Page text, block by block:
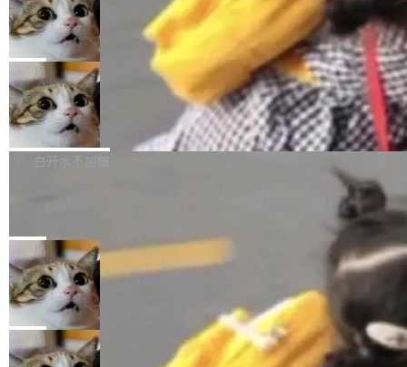
意味着一个无人看管的 AI 程序，在近半年时间
里日夜不停地"烧钱"。 复盘显示，...
而美国模型厂商在"闭门造车"。他的原话是 "buil
ding in silos"——各自为战，互不通气。 这个判
断从他嘴里说出来分量不同。Hugging Face 是
全球最大的开源 AI 平台，上面跑着上百万个模
型。谁在开源赛道上领先，...
序给别人用。偶尔有人自己写个博客系统、智能
家居控制、家庭实验室，都算稀奇事。 Crawsh
aw 是 Shelley 的作者，一个开源 AI coding age
nt。他最近在博客上写了一篇文章，核心论点很
简单：开发者工具必须开源。 理由不是传统的自
由软件情怀，而是一个跟 AI agent 直接相关的
技术判断。 两行 prompt 就能个性化任何软件 C
DeepSeek Harness 宣布内测邀请，全
网最大规模开源 Agent 路演现场诞生
一条内测招募帖，发出去的时候大概没人想到它
会变成一场开源 Agent 生态的路演。 8月1日，
DeepSeek Harness 团队负责人崔添翼（tiany
i）在 X 上发帖： 「如果你是 Agent Harness 相
关开源项目的开发者，希望参加 DeepSeek Har
ness 的内测，可以回复或私信联系我。请附上
Harness 负责把能力落到真实环境中——调用工
具、读写文件、管理上下文、处理错误、完成闭
环。崔添翼招人的标...
局
商汤 SenseNova U1.5-Lite-Preview
开源
商汤科技宣布面向社区开源轻量级统一多模态模
型的预览版本 SenseNova U1.5-Lite-Preview。
理解、推理、生成与编辑，还仅以 8B-MoT 的轻
量大小，将能力推进到4K、更精细的真实质感、
更复杂的视觉控制和可持续迭代编辑。 相比 U
1，U1.5-Lite-Preview 在以下方向上带来了显著
提升： 原生支持4K图像生成； 更精细的局部纹
理、细节与真实世界质感； 更准确的中英文文字
白开水不加糖
nap。这次是 hwctl——一个用来检查 Ubuntu
硬件认证状态的命令行工具。 Canonical 工程师
Alan Griffiths 在邮件列表中说得很直白：「hwc
tl 是一个 Ubuntu 专有的包，它和它的依赖项都
是 Ubuntu 专有的，不会用在其他发行版上。」
所以 deb 版本的受众实际上为零。既然只有 Ub
局
Dario Amodei 担心新人来 Anthropic
只为金钱，不为使命
顶级 AI 研究员在两家公司之间来回跳，中间只
隔了几天。 Lilian Weng 上周刚宣布因健康原因
离开 Thinking Machines Lab，说自己作为联合
局